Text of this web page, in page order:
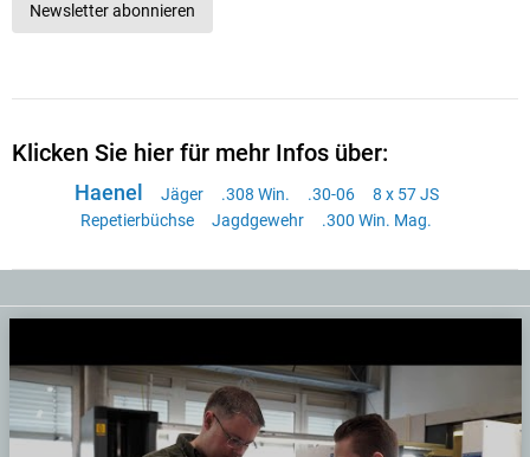
Newsletter abonnieren
Klicken Sie hier für mehr Infos über:
Haenel Jäger .308 Win. .30-06
8 x 57 JS
Repetierbüchse
Jagdgewehr .300 Win. Mag.